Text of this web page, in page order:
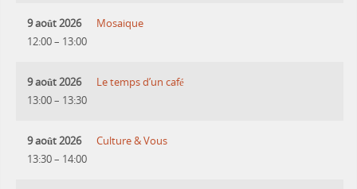
9 août 2026
12:00– 13:00
Mosaique
9 août 2026
13:00– 13:30
Le temps d’un café
9 août 2026
13:30– 14:00
Culture & Vous